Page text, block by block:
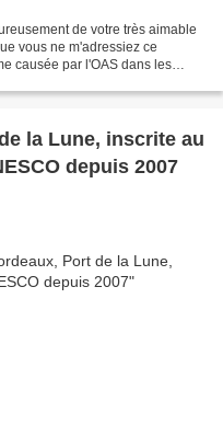
de votre très aimable
vous ne m'adressiez ce
causée par l'OAS dans les
la Lune, inscrite au
depuis 2007